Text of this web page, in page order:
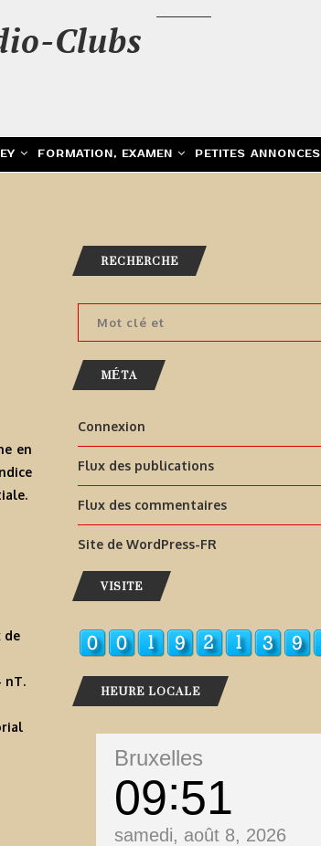
Clubs
FORMATION, EXAMEN PETITES ANNONCES
en
de
nT.
RECHERCHE
MÉTA
Connexion
Flux des publications
Flux des commentaires
Site de WordPress-FR
VISITE
HEURE LOCALE
Bruxelles
09 51
samedi, août 8, 2026